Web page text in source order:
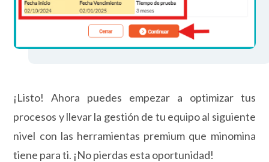
¡Listo! Ahora puedes empezar a optimizar tus
procesos y llevar la gestión de tu equipo al siguiente
nivel con las herramientas premium que minomina
tiene para ti. ¡No pierdas esta oportunidad!